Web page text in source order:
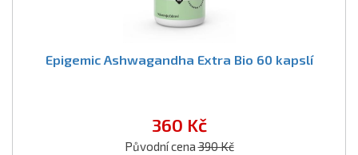
Epigemic Ashwagandha Extra Bio 60 kapslí
360 Kč
Původní cena390 Kč